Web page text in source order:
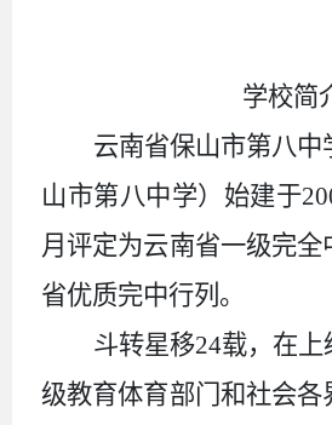
学校简
云南省保山市第八
山市第八中学）始建于
月评定为云南省一级完全
省优质完中行列。
斗转星移24载，在
级教育体育部门和社会各